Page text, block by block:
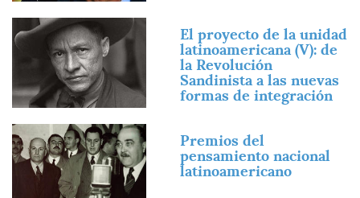
Imagen
El proyecto de la unidad
latinoamericana (V): de
la Revolución
Sandinista a las nuevas
formas de integración
Imagen
Premios del
pensamiento nacional
latinoamericano